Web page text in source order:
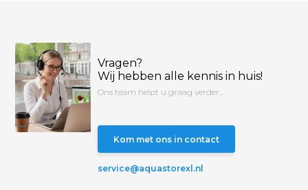
Vragen?
Wij hebben alle kennis in huis!
Ons team helpt u graag verder...
Kom met ons in contact
service@aquastorexl.nl